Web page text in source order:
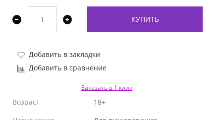
КУПИТЬ
Добавить в закладки
Добавить в сравнение
Заказать в 1 клик
Возраст
18+